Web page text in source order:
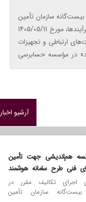
سازمان تأمین
اجتماعی و با هدف تحقق هوشمندسازی فرآیندها، مورخ 1405/05/11
ارتباطی و تجهیزات
در مؤسسه حسابرسی
آرشیو اخبار
هم‌اندیشی جهت تأمین
فنی طرح سامانه هوشمند
(سهباد)
اجرای تکالیف مقرر در
سازمان تأمین